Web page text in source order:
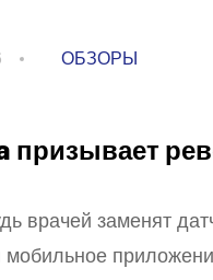
ОБЗОРЫ
призывает
врачей заменят
мобильное